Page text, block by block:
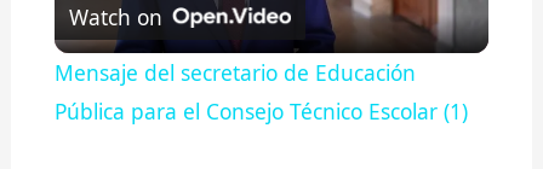
Video
Watch on
Mensaje del secretario de Educación
Pública para el Consejo Técnico Escolar (1)